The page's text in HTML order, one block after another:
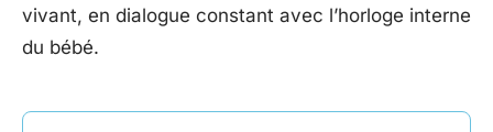
vivant, en dialogue constant avec l’horloge interne
du bébé.